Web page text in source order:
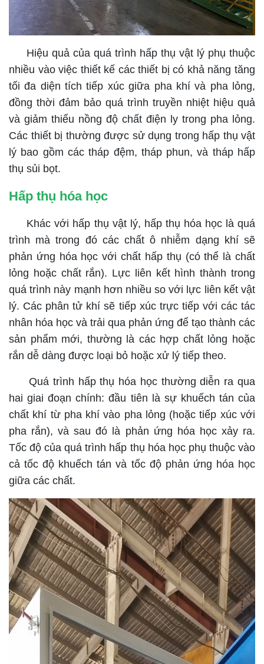
Hiệu quả của quá trình hấp thụ vật lý phụ thuộc
nhiều vào việc thiết kế các thiết bị có khả năng tăng
tối đa diện tích tiếp xúc giữa pha khí và pha lỏng,
đồng thời đảm bảo quá trình truyền nhiệt hiệu quả
và giảm thiểu nồng độ chất điện ly trong pha lỏng.
Các thiết bị thường được sử dụng trong hấp thụ vật
lý bao gồm các tháp đệm, tháp phun, và tháp hấp
thụ sủi bọt.
Hấp thụ hóa học
Khác với hấp thụ vật lý, hấp thụ hóa học là quá
trình mà trong đó các chất ô nhiễm dạng khí sẽ
phản ứng hóa học với chất hấp thụ (có thể là chất
lỏng hoặc chất rắn). Lực liên kết hình thành trong
quá trình này mạnh hơn nhiều so với lực liên kết vật
lý. Các phân tử khí sẽ tiếp xúc trực tiếp với các tác
nhân hóa học và trải qua phản ứng để tạo thành các
sản phẩm mới, thường là các hợp chất lỏng hoặc
rắn dễ dàng được loại bỏ hoặc xử lý tiếp theo.
Quá trình hấp thụ hóa học thường diễn ra qua
hai giai đoạn chính: đầu tiên là sự khuếch tán của
chất khí từ pha khí vào pha lỏng (hoặc tiếp xúc với
pha rắn), và sau đó là phản ứng hóa học xảy ra.
Tốc độ của quá trình hấp thụ hóa học phụ thuộc vào
cả tốc độ khuếch tán và tốc độ phản ứng hóa học
giữa các chất.